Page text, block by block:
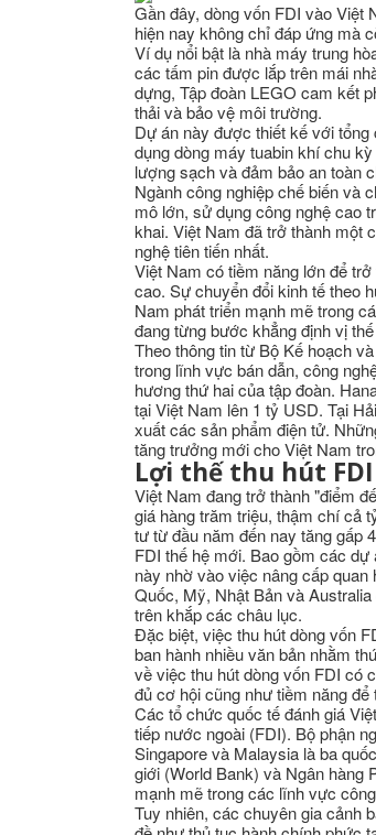
Gần đây, dòng vốn FDI vào Việt
hiện nay không chỉ đáp ứng mà
Ví dụ nổi bật là nhà máy trung
các tấm pin được lắp trên mái
dựng, Tập đoàn LEGO cam kết
thải và bảo vệ môi trường.
Dự án này được thiết kế với tổng
dụng dòng máy tuabin khí chu
lượng sạch và đảm bảo an toàn
Ngành công nghiệp chế biến và
mô lớn, sử dụng công nghệ cao
khai. Việt Nam đã trở thành một
nghệ tiên tiến nhất.
Việt Nam có tiềm năng lớn để
cao. Sự chuyển đổi kinh tế theo
Nam phát triển mạnh mẽ trong
đang từng bước khẳng định vị
Theo thông tin từ Bộ Kế hoạch
trong lĩnh vực bán dẫn, công
hương thứ hai của tập đoàn.
tại Việt Nam lên 1 tỷ USD. Tại
xuất các sản phẩm điện tử.
tăng trưởng mới cho Việt Nam
Lợi thế thu hút
Việt Nam đang trở thành "điểm
giá hàng trăm triệu, thậm chí cả
tư từ đầu năm đến nay tăng gấp
FDI thế hệ mới. Bao gồm các
này nhờ vào việc nâng cấp
Quốc, Mỹ, Nhật Bản và
trên khắp các châu lục.
Đặc biệt, việc thu hút dòng vốn
ban hành nhiều văn bản nhằm
về việc thu hút dòng vốn FDI có
đủ cơ hội cũng như tiềm năng
Các tổ chức quốc tế đánh giá
tiếp nước ngoài (FDI). Bộ phận
Singapore và Malaysia là ba
giới (World Bank) và Ngân hàng
mạnh mẽ trong các lĩnh vực
Tuy nhiên, các chuyên gia cảnh